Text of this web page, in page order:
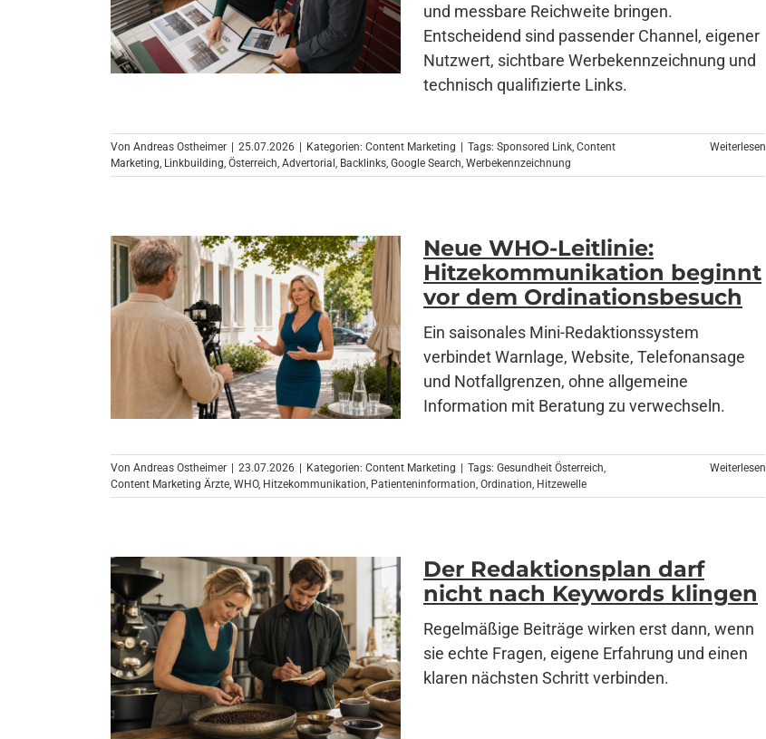
und messbare Reichweite bringen.
Entscheidend sind passender Channel, eigener
Nutzwert, sichtbare Werbekennzeichnung und
technisch qualifizierte Links.
Von Andreas Ostheimer 25.07.2026 Kategorien: Content Marketing Tags: Sponsored Link, Content
Marketing, Linkbuilding, Österreich, Advertorial , Backlinks, Google Search, Werbekennzeichnung
Weiterlesen
Neue WHO-Leitlinie:
Hitzekommunikation beginnt
vor dem Ordinationsbesuch
Ein saisonales Mini-Redaktionssystem
verbindet Warnlage, Website, Telefonansage
und Notfallgrenzen, ohne allgemeine
Information mit Beratung zu verwechseln.
Von Andreas Ostheimer 23.07.2026 Kategorien: Content Marketing Tags: Gesundheit Österreich,
Content Marketing Ärzte, WHO, Hitzekommunikation, Patienteninformation, Ordination, Hitzewelle
Weiterlesen
Der Redaktionsplan darf
nicht nach Keywords klingen
Regelmäßige Beiträge wirken erst dann, wenn
sie echte Fragen, eigene Erfahrung und einen
klaren nächsten Schritt verbinden.